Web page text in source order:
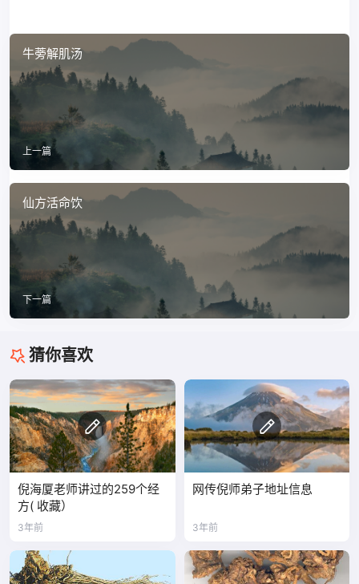
牛蒡解肌汤
上一篇
仙方活命饮
下一篇
猜你喜欢
倪海厦老师讲过的259个经
方( 收藏）
3年前
网传倪师弟子地址信息
3年前